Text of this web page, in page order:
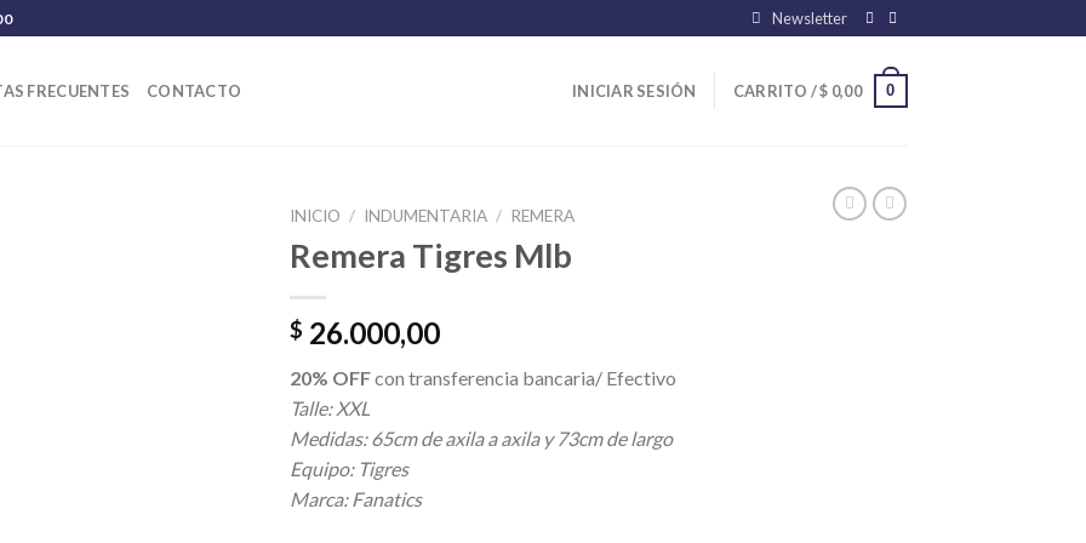
Newsletter
FRECUENTES CONTACTO INICIAR SESIÓN CARRITO /$ 0,00 0
INICIO / INDUMENTARIA / REMERA
Remera Tigres Mlb
$ 26.000,00
20% OFFcon transferencia bancaria/ Efectivo
Talle: XXL
Medidas: 65cm de axila a axila y 73cm de largo
Equipo: Tigres
Marca: Fanatics